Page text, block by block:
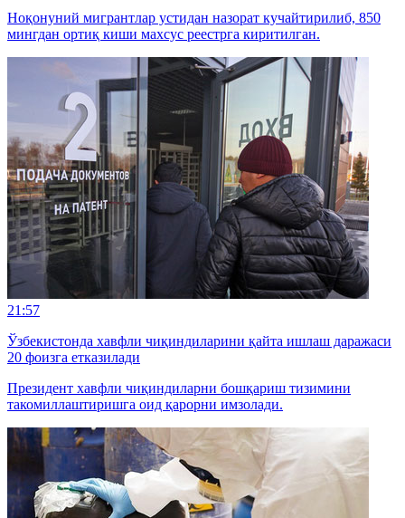
Ноқонуний мигрантлар устидан назорат кучайтирилиб, 850
мингдан ортиқ киши махсус реестрга киритилган.
21:57
Ўзбекистонда хавфли чиқиндиларини қайта ишлаш даражаси
20 фоизга етказилади
Президент хавфли чиқиндиларни бошқариш тизимини
такомиллаштиришга оид қарорни имзолади.